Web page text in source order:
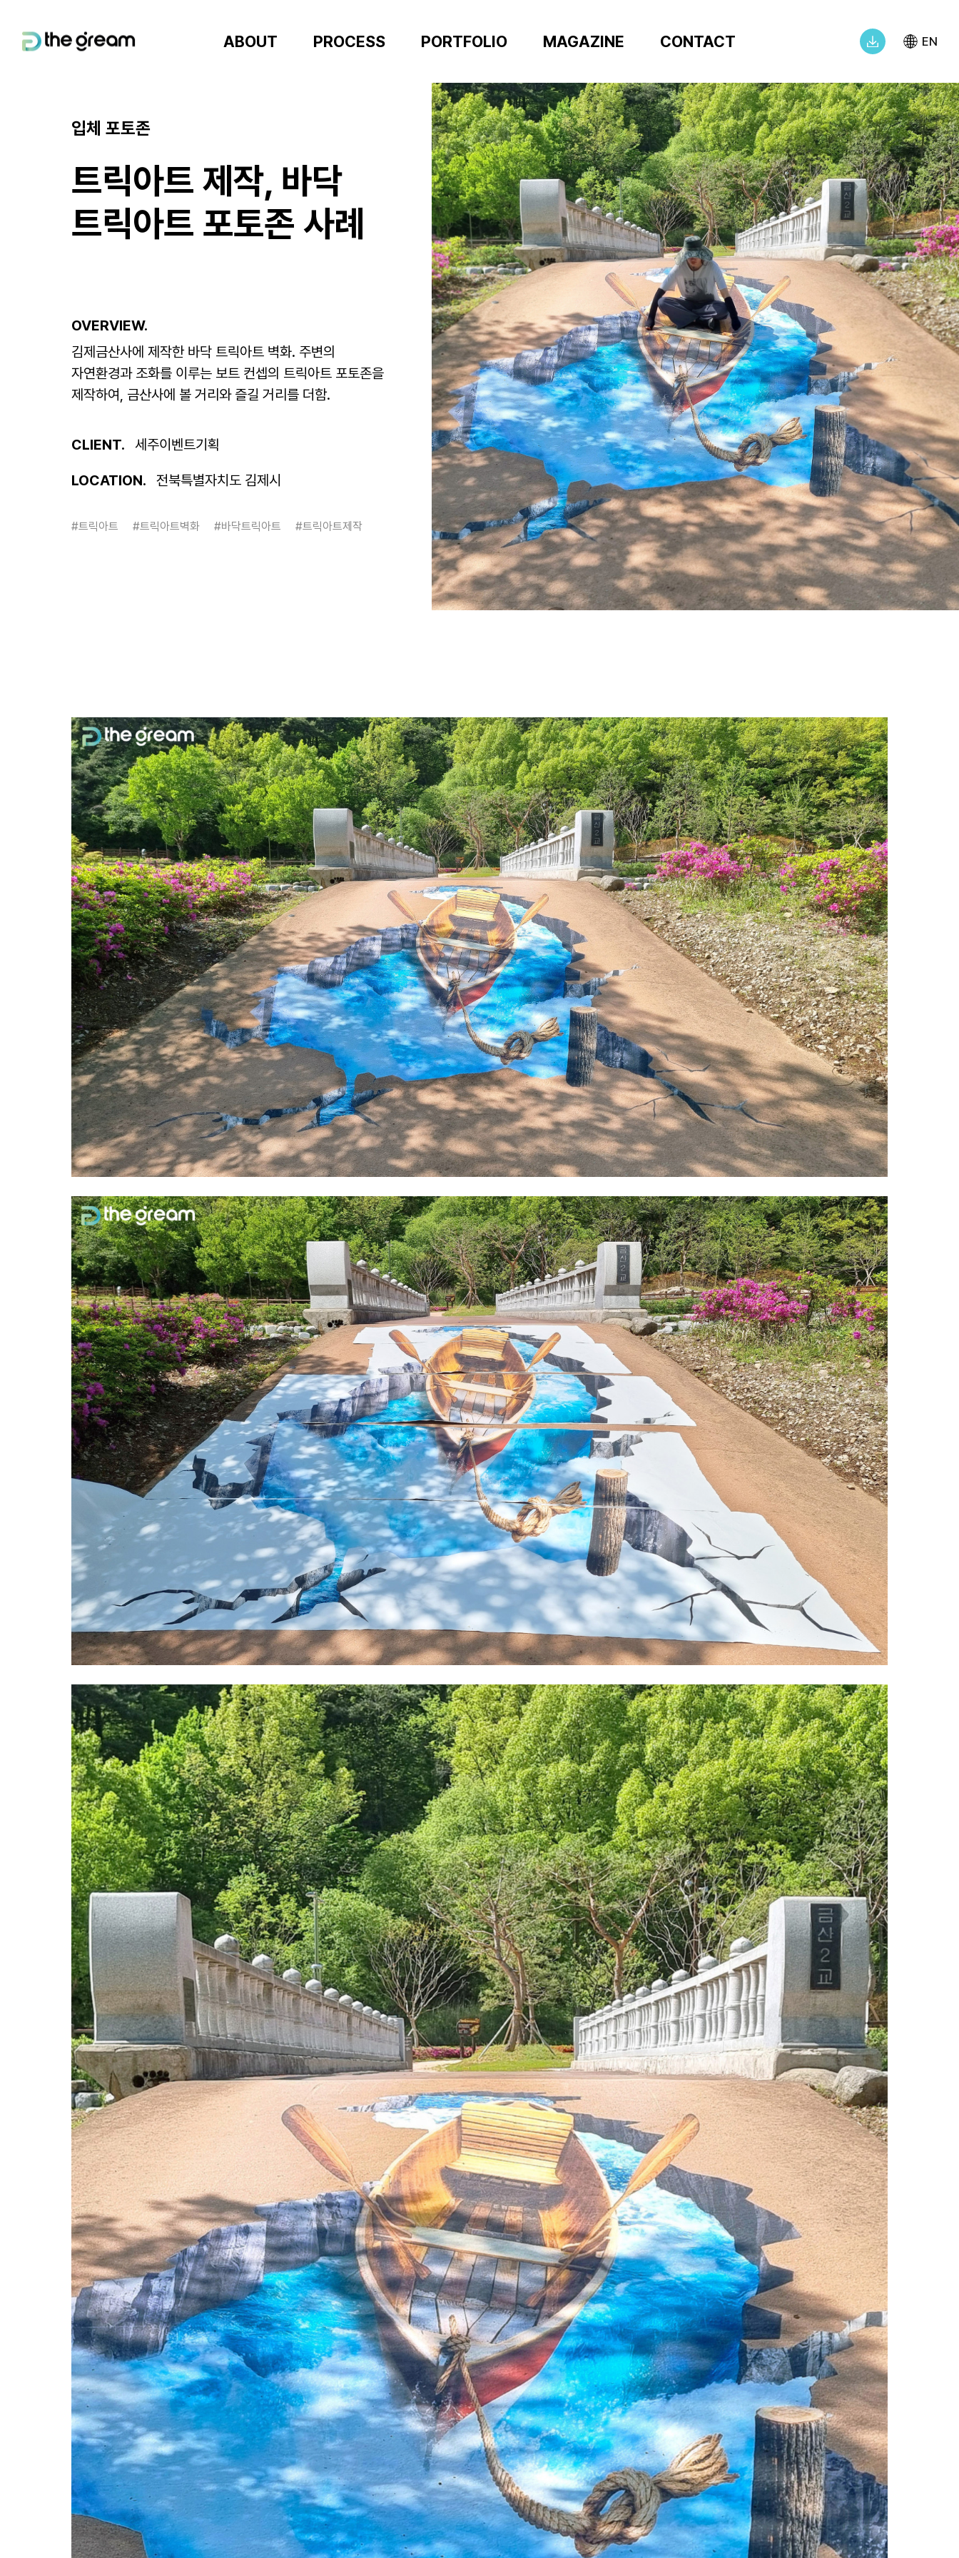
ABOUT PROCESS PORTFOLIO MAGAZINE CONTACT EN
입체 포토존
트릭아트 제작, 바닥
트릭아트 포토존 사례
OVERVIEW.
김제금산사에 제작한 바닥 트릭아트 벽화. 주변의
자연환경과 조화를 이루는 보트 컨셉의 트릭아트 포토존을
제작하여, 금산사에 볼 거리와 즐길 거리를 더함.
CLIENT. 세주이벤트기획
LOCATION. 전북특별자치도 김제시
#트릭아트 #트릭아트벽화 #바닥트릭아트 #트릭아트제작